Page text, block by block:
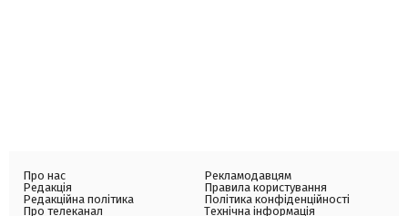
Про нас
Редакція
Редакційна політика
Про телеканал
Рекламодавцям
Правила користування
Політика конфіденційності
Технічна інформація